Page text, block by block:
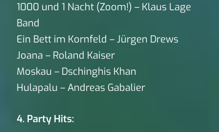
1000 und 1 Nacht (Zoom!) – Klaus Lage
Band
Ein Bett im Kornfeld – Jürgen Drews
Joana – Roland Kaiser
Moskau – Dschinghis Khan
Hulapalu – Andreas Gabalier
4. Party Hits: